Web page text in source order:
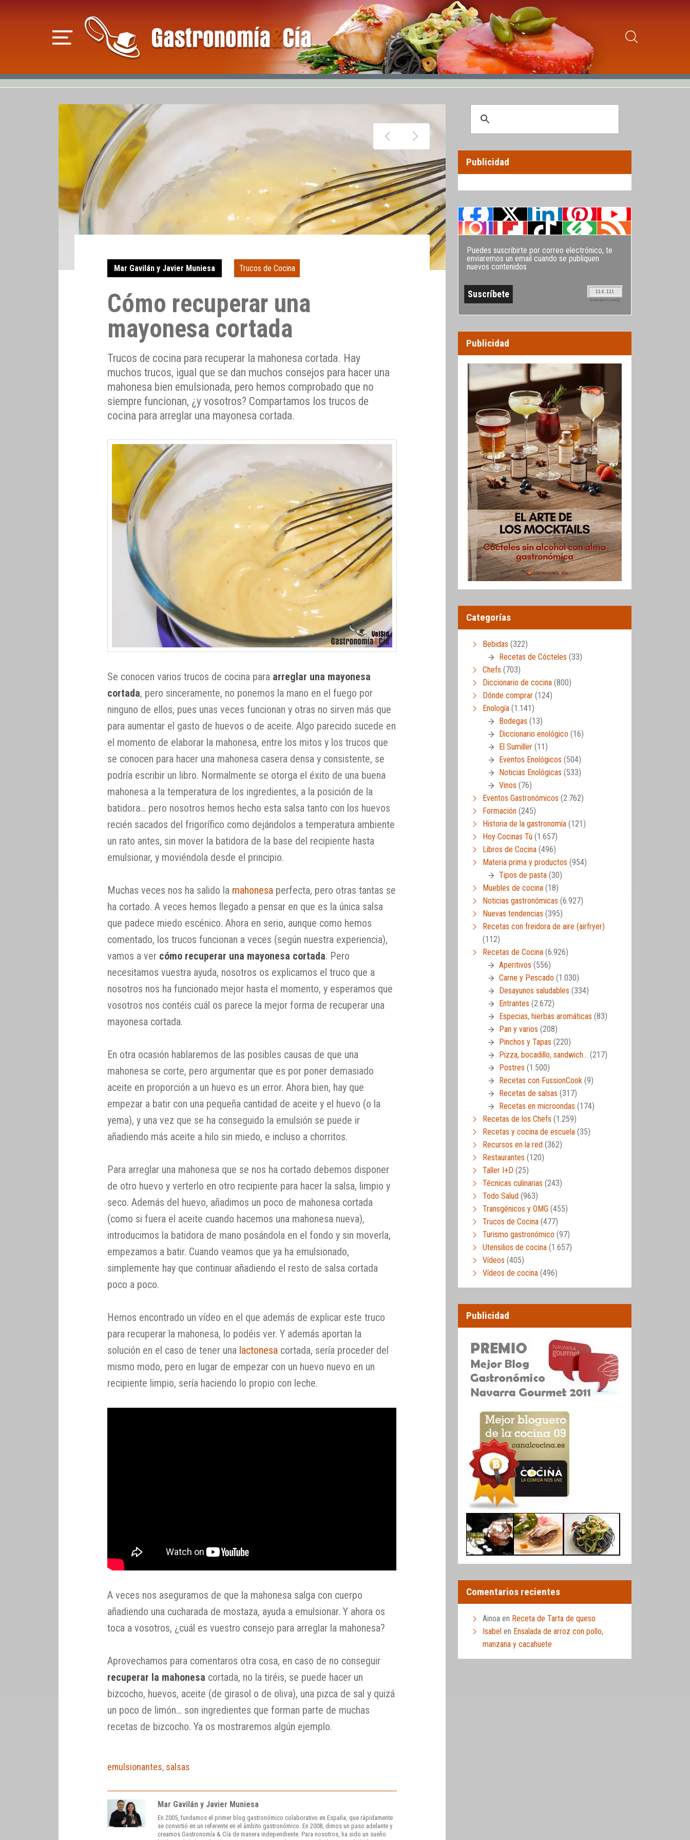
Mar Gavilán y Javier Muniesa Trucos de Cocina
Cómo recuperar una
mayonesa cortada
Trucos de cocina para recuperar la mahonesa cortada. Hay
muchos trucos, igual que se dan muchos consejos para hacer una
mahonesa bien emulsionada, pero hemos comprobado que no
siempre funcionan, ¿y vosotros? Compartamos los trucos de
cocina para arreglar una mayonesa cortada.
Se conocen varios trucos de cocina para arreglar una mayonesa
cortada, pero sinceramente, no ponemos la mano en el fuego por
ninguno de ellos, pues unas veces funcionan y otras no sirven más que
para aumentar el gasto de huevos o de aceite. Algo parecido sucede en
el momento de elaborar la mahonesa, entre los mitos y los trucos que
se conocen para hacer una mahonesa casera densa y consistente, se
podría escribir un libro. Normalmente se otorga el éxito de una buena
mahonesa a la temperatura de los ingredientes, a la posición de la
batidora… pero nosotros hemos hecho esta salsa tanto con los huevos
recién sacados del frigorífico como dejándolos a temperatura ambiente
un rato antes, sin mover la batidora de la base del recipiente hasta
emulsionar, y moviéndola desde el principio.
Muchas veces nos ha salido la mahonesa perfecta, pero otras tantas se
ha cortado. A veces hemos llegado a pensar en que es la única salsa
que padece miedo escénico. Ahora en serio, aunque como hemos
comentado, los trucos funcionan a veces (según nuestra experiencia),
vamos a ver cómo recuperar una mayonesa cortada. Pero
necesitamos vuestra ayuda, nosotros os explicamos el truco que a
nosotros nos ha funcionado mejor hasta el momento, y esperamos que
vosotros nos contéis cuál os parece la mejor forma de recuperar una
mayonesa cortada.
En otra ocasión hablaremos de las posibles causas de que una
mahonesa se corte, pero argumentar que es por poner demasiado
aceite en proporción a un huevo es un error. Ahora bien, hay que
empezar a batir con una pequeña cantidad de aceite y el huevo (o la
yema), y una vez que se ha conseguido la emulsión se puede ir
añadiendo más aceite a hilo sin miedo, e incluso a chorritos.
Para arreglar una mahonesa que se nos ha cortado debemos disponer
de otro huevo y verterlo en otro recipiente para hacer la salsa, limpio y
seco. Además del huevo, añadimos un poco de mahonesa cortada
(como si fuera el aceite cuando hacemos una mahonesa nueva),
introducimos la batidora de mano posándola en el fondo y sin moverla,
empezamos a batir. Cuando veamos que ya ha emulsionado,
simplemente hay que continuar añadiendo el resto de salsa cortada
poco a poco.
Hemos encontrado un vídeo en el que además de explicar este truco
para recuperar la mahonesa, lo podéis ver. Y además aportan la
solución en el caso de tener una lactonesa cortada, sería proceder del
mismo modo, pero en lugar de empezar con un huevo nuevo en un
recipiente limpio, sería haciendo lo propio con leche.
A veces nos aseguramos de que la mahonesa salga con cuerpo
añadiendo una cucharada de mostaza, ayuda a emulsionar. Y ahora os
toca a vosotros, ¿cuál es vuestro consejo para arreglar la mahonesa?
Aprovechamos para comentaros otra cosa, en caso de no conseguir
recuperar la mahonesa cortada, no la tiréis, se puede hacer un
bizcocho, huevos, aceite (de girasol o de oliva), una pizca de sal y quizá
un poco de limón… son ingredientes que forman parte de muchas
recetas de bizcocho. Ya os mostraremos algún ejemplo.
emulsionantes, salsas
Mar Gavilán y Javier Muniesa
En 2005, fundamos el primer blog gastronómico colaborativo en España, que rápidamente
se convirtió en un referente en el ámbito gastronómico. En 2008, dimos un paso adelante y
creamos Gastronomía & Cía de manera independiente. Para nosotros, ha sido un sueño
Publicidad
Puedes suscribirte por correo electrónico, te
enviaremos un email cuando se publiquen
nuevos contenidos
114.111
SUSCRIPTORES
Publicidad
Categorías
Bebidas (322)
Recetas de Cócteles (33)
Chefs (703)
Diccionario de cocina (800)
Dónde comprar (124)
Enología (1.141)
Bodegas (13)
Diccionario enológico (16)
El Sumiller (11)
Eventos Enológicos (504)
Noticias Enológicas (533)
Vinos (76)
Eventos Gastronómicos (2.762)
Formación (245)
Historia de la gastronomía (121)
Hoy Cocinas Tú (1.657)
Libros de Cocina (496)
Materia prima y productos (954)
Tipos de pasta (30)
Muebles de cocina (18)
Noticias gastronómicas (6.927)
Nuevas tendencias (395)
Recetas con freidora de aire (airfryer)
(112)
Recetas de Cocina (6.926)
Aperitivos (556)
Carne y Pescado (1.030)
Desayunos saludables (334)
Entrantes (2.672)
Especias, hierbas aromáticas (83)
Pan y varios (208)
Pinchos y Tapas (220)
Pizza, bocadillo, sandwich… (217)
Postres (1.500)
Recetas con FussionCook (9)
Recetas de salsas (317)
Recetas en microondas (174)
Recetas de los Chefs (1.259)
Recetas y cocina de escuela (35)
Recursos en la red (362)
Restaurantes (120)
Taller I+D (25)
Técnicas culinarias (243)
Todo Salud (963)
Transgénicos y OMG (455)
Trucos de Cocina (477)
Turismo gastronómico (97)
Utensilios de cocina (1.657)
Vídeos (405)
Vídeos de cocina (496)
Publicidad
Comentarios recientes
Ainoa en Receta de Tarta de queso
Isabel en Ensalada de arroz con pollo,
manzana y cacahuete